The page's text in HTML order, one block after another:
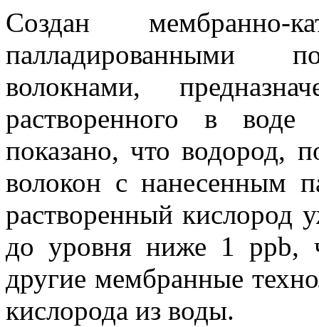
Создан мембранно-
палладированными
волокнами,
растворенного в
показано, что водород,
волокон с нанесенным
растворенный кислород
до уровня ниже 1 ppb,
другие мембранные
кислорода из воды.